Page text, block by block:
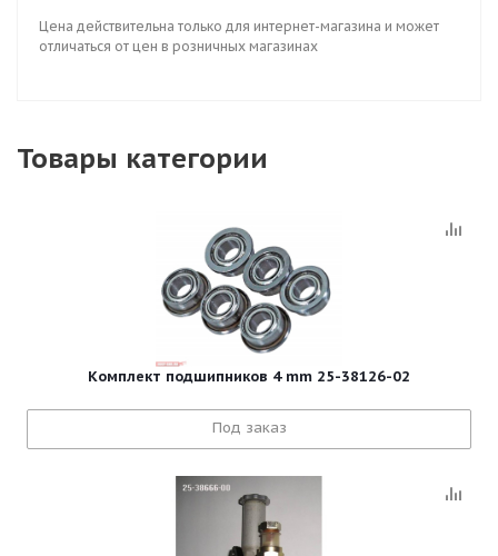
Цена действительна только для интернет-магазина и может
отличаться от цен в розничных магазинах
Товары категории
Комплект подшипников 4 mm 25-38126-02
Под заказ